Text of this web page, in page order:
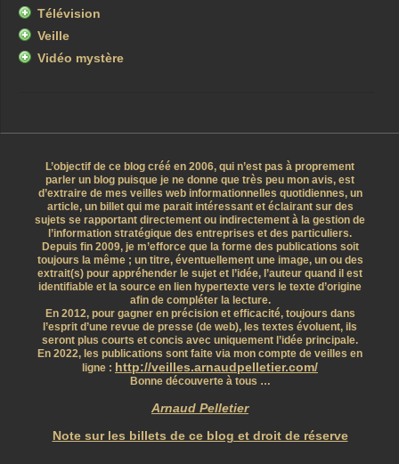
Télévision
Veille
Vidéo mystère
L’objectif de ce blog créé en 2006, qui n’est pas à proprement
parler un blog puisque je ne donne que très peu mon avis, est
d’extraire de mes veilles web informationnelles quotidiennes, un
article, un billet qui me parait intéressant et éclairant sur des
sujets se rapportant directement ou indirectement à la gestion de
l’information stratégique des entreprises et des particuliers.
Depuis fin 2009, je m’efforce que la forme des publications soit
toujours la même ; un titre, éventuellement une image, un ou des
extrait(s) pour appréhender le sujet et l’idée, l’auteur quand il est
identifiable et la source en lien hypertexte vers le texte d’origine
afin de compléter la lecture.
En 2012, pour gagner en précision et efficacité, toujours dans
l’esprit d’une revue de presse (de web), les textes évoluent, ils
seront plus courts et concis avec uniquement l’idée principale.
En 2022, les publications sont faite via mon compte de veilles en
ligne : http://veilles.arnaudpelletier.com/
Bonne découverte à tous …
Arnaud Pelletier
Note sur les billets de ce blog et droit de réserve